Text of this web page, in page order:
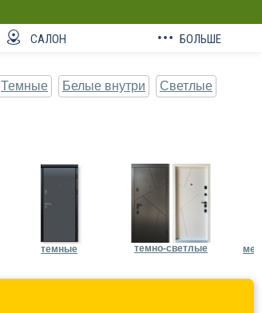
САЛОН БОЛЬШЕ
Темные Белые внутри Светлые
темные темно-светлые